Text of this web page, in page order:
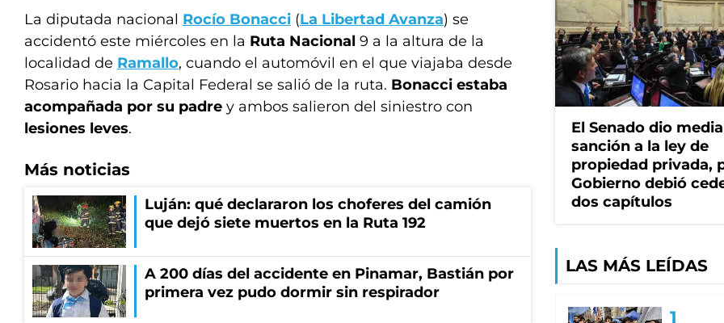
La diputada nacional Rocío Bonacci (La Libertad Avanza) se
accidentó este miércoles en la Ruta Nacional 9 a la altura de la
localidad de Ramallo, cuando el automóvil en el que viajaba desde
Rosario hacia la Capital Federal se salió de la ruta. Bonacci estaba
acompañada por su padre y ambos salieron del siniestro con
lesiones leves.
Más noticias
Luján: qué declararon los choferes del camión
que dejó siete muertos en la Ruta 192
A 200 días del accidente en Pinamar, Bastián por
primera vez pudo dormir sin respirador
El Senado dio media
sanción a la ley de
propiedad privada,
Gobierno debió
dos capítulos
LAS MÁS LEÍDAS